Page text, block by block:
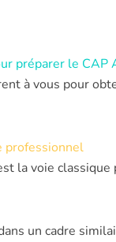
préparer le CAP
à vous pour
professionnel
la voie
un cadre